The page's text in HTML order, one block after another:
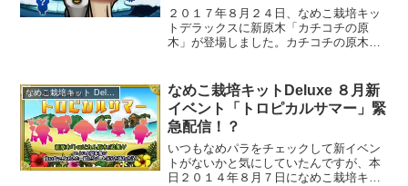
２０１７年８月２４日、なめこ栽培キッ
トデラックスに新原木「カチコチの原
木」が登場しました。カチコチの原木は
す。
なめこ栽培キット Deluxe
なめこ栽培キットDeluxe ８月新
イベント「トロピカルサマー」緊
急配信！？
いつもなめパラをチェックして新イベン
トがないかと気にしていたんですが、本
日２０１４年８月７日になめこ栽培キッ